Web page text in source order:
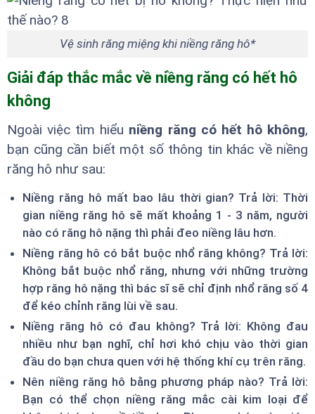
Vệ sinh răng miệng khi niềng răng hô*
Giải đáp thắc mắc về niềng răng có hết hô
không
Ngoài việc tìm hiểu niềng răng có hết hô không,
bạn cũng cần biết một số thông tin khác về niềng
răng hô như sau:
Niềng răng hô mất bao lâu thời gian? Trả lời: Thời
gian niềng răng hô sẽ mất khoảng 1 - 3 năm, người
nào có răng hô nặng thì phải đeo niềng lâu hơn.
Niềng răng hô có bắt buộc nhổ răng không? Trả lời:
Không bắt buộc nhổ răng, nhưng với những trường
hợp răng hô nặng thì bác sĩ sẽ chỉ định nhổ răng số 4
để kéo chỉnh răng lùi về sau.
Niềng răng hô có đau không? Trả lời: Không đau
nhiều như bạn nghĩ, chỉ hơi khó chịu vào thời gian
đầu do bạn chưa quen với hệ thống khí cụ trên răng.
Nên niềng răng hô bằng phương pháp nào? Trả lời:
Bạn có thể chọn niềng răng mắc cài kim loại để